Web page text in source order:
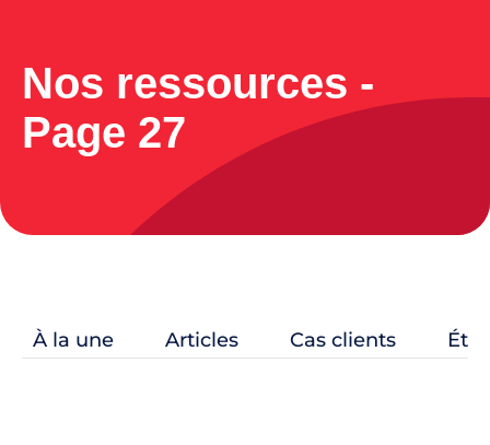
Nos ressources -
Page 27
À la une Articles Cas clients